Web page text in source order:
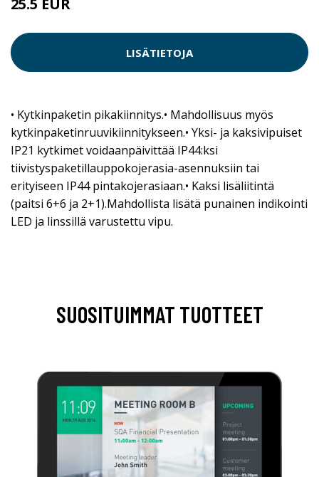
25.5 EUR
LISÄTIETOJA
• Kytkinpaketin pikakiinnitys.• Mahdollisuus myös
kytkinpaketinruuvikiinnitykseen.• Yksi- ja kaksivipuiset
IP21 kytkimet voidaanpäivittää IP44:ksi
tiivistyspaketillauppokojerasia-asennuksiin tai
erityiseen IP44 pintakojerasiaan.• Kaksi lisäliitintä
(paitsi 6+6 ja 2+1).Mahdollista lisätä punainen indikointi
LED ja linssillä varustettu vipu.
SUOSITUIMMAT TUOTTEET